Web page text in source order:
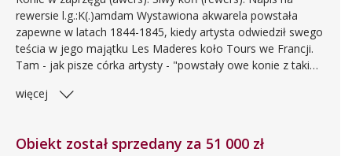
rewersie l.g.:K(.)amdam Wystawiona akwarela powstała
zapewne w latach 1844-1845, kiedy artysta odwiedził swego
teścia w jego majątku Les Maderes koło Tours we Francji.
Tam - jak pisze córka artysty - "powstały owe konie z takim
dostarczały podobne zaprzęgi na wybrzeżach Ligiery..." (cyt.
Michałowskiego - podobnie jak znajdujące się na rewersie
więcej
Obiekt został sprzedany za 51 000 zł